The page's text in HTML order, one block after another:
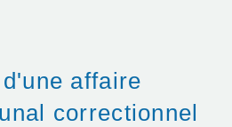
affaire
correctionnel